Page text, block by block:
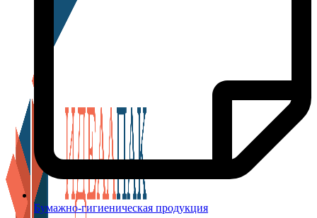
Бумажно-гигиеническая продукция